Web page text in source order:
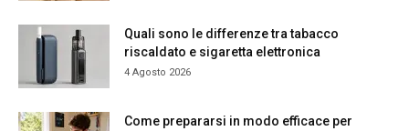
Quali sono le differenze tra tabacco
riscaldato e sigaretta elettronica
4 Agosto 2026
Come prepararsi in modo efficace per